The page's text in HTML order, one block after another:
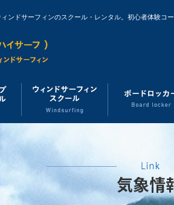
ンドサーフィンのスクール・レンタル。初心者体験コ